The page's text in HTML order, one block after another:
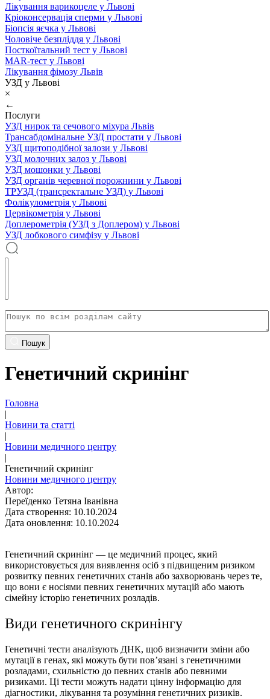
Лікування варикоцеле у Львові
Кріоконсервація сперми у Львові
Біопсія яєчка у Львові
Чоловіче безпліддя у Львові
Посткоїтальний тест у Львові
MAR-тест у Львові
Лікування фімозу Львів
УЗД у Львові
×
←
Послуги
УЗД нирок та сечового міхура Львів
Трансабдомінальне УЗД простати у Львові
УЗД щитоподібної залози у Львові
УЗД молочних залоз у Львові
УЗД мошонки у Львові
УЗД органів черевної порожнини у Львові
ТРУЗД (трансректальне УЗД) у Львові
Фолікулометрія у Львові
Цервікометрія у Львові
Доплерометрія (УЗД з Доплером) у Львові
УЗД лобкового симфізу у Львові
Пошук
Генетичний скринінг
Головна
|
Новини та статті
|
Новини медичного центру
|
Генетичний скринінг
Новини медичного центру
Автор:
Переїденко Тетяна Іванівна
Дата створення: 10.10.2024
Дата оновлення: 10.10.2024
Генетичний скринінг — це медичний процес, який
використовується для виявлення осіб з підвищеним ризиком
розвитку певних генетичних станів або захворювань через те,
що вони є носіями певних генетичних мутацій або мають
сімейну історію генетичних розладів.
Види генетичного скринінгу
Генетичні тести аналізують ДНК, щоб визначити зміни або
мутації в генах, які можуть бути пов’язані з генетичними
розладами, схильністю до певних станів або певними
ризиками. Ці тести можуть надати цінну інформацію для
діагностики, лікування та розуміння генетичних ризиків.